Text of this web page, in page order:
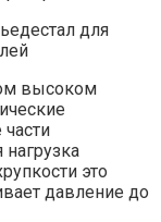
высоком
это
давление до